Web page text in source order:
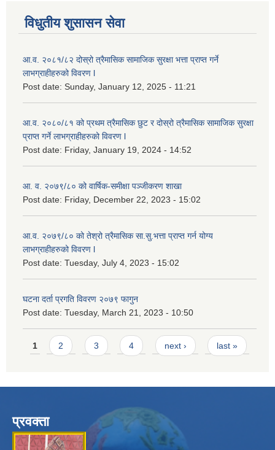
विधुतीय शुसासन सेवा
आ.व. २०८१/८२ दोस्रो त्रैमासिक सामाजिक सुरक्षा भत्ता प्राप्त गर्ने
लाभग्राहीहरुको विवरण l
Post date: Sunday, January 12, 2025 - 11:21
आ.व. २०८०/८१ को प्रथम त्रैमासिक छुट र दोस्रो त्रैमासिक सामाजिक सुरक्षा
प्राप्त गर्ने लाभग्राहीहरुको विवरण l
Post date: Friday, January 19, 2024 - 14:52
आ. व. २०७९/८० को वार्षिक-समीक्षा पञ्जीकरण शाखा
Post date: Friday, December 22, 2023 - 15:02
आ.व. २०७९/८० को तेश्रो त्रैमासिक सा.सु.भ‍त्ता प्राप्त गर्न योग्य
लाभग्राहीहरुको विवरण l
Post date: Tuesday, July 4, 2023 - 15:02
घटना दर्ता प्रगति विवरण २०७९ फागुन
Post date: Tuesday, March 21, 2023 - 10:50
Pages
1 2 3 4 next › last »
प्रवक्ता